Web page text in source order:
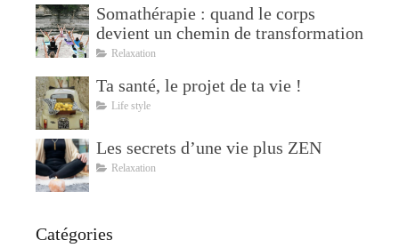
Somathérapie : quand le corps
devient un chemin de transformation
Relaxation
Ta santé, le projet de ta vie !
Life style
Les secrets d’une vie plus ZEN
Relaxation
Catégories